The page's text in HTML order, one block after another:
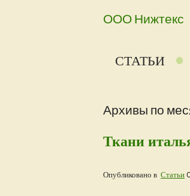
ООО Нижтекс
СТАТЬИ
Архивы по
Ткани
Опубликовано в Статьи